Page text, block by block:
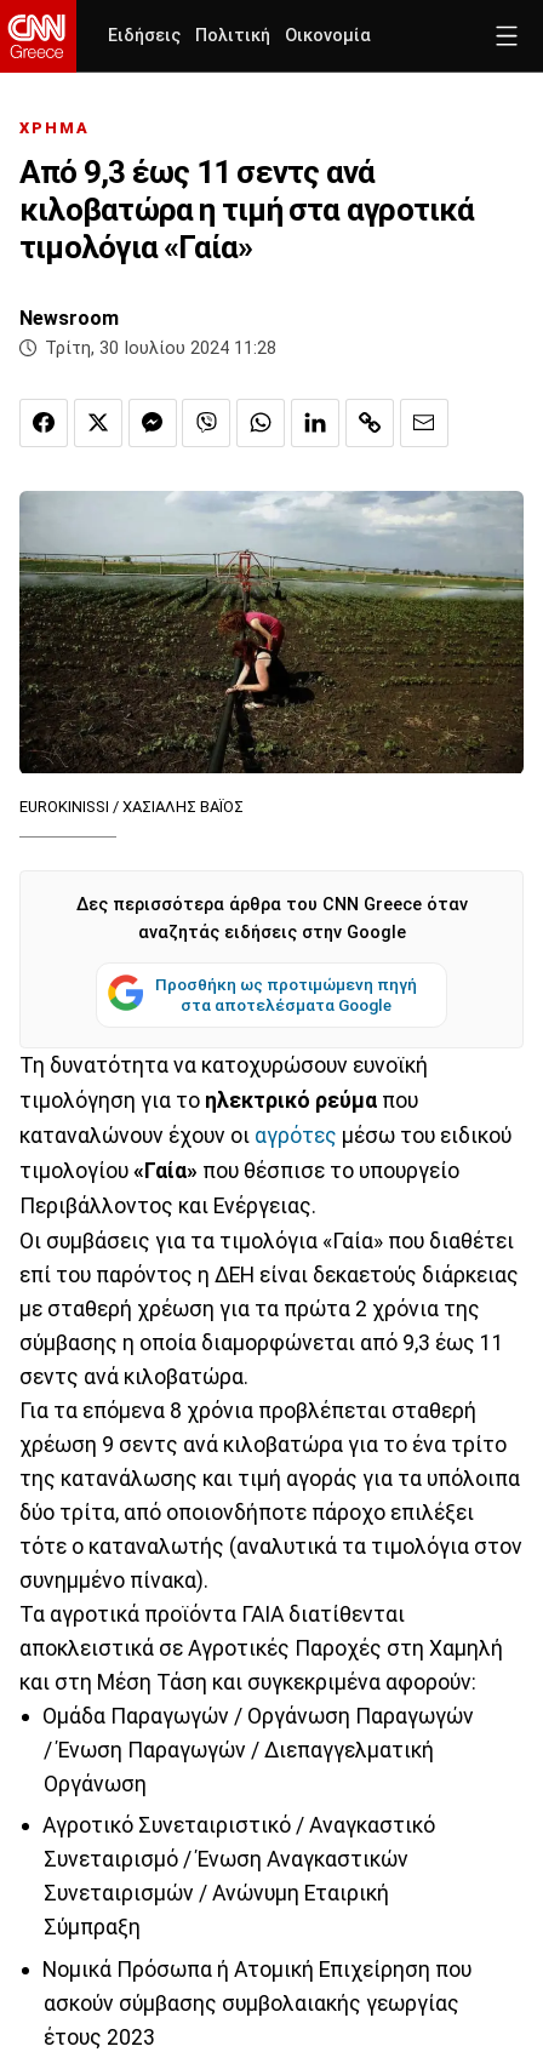
Ειδήσεις Πολιτική Οικονομία
ΧΡΗΜΑ
Aπό 9,3 έως 11 σεντς ανά
κιλοβατώρα η τιμή στα αγροτικά
τιμολόγια «Γαία»
Newsroom
Τρίτη, 30 Ιουλίου 2024 11:28
EUROKINISSI / ΧΑΣΙΑΛΗΣ ΒΑΪΟΣ
Δες περισσότερα άρθρα του CNN Greece όταν
αναζητάς ειδήσεις στην Google
Προσθήκη ως προτιμώμενη πηγή
στα αποτελέσματα Google
Τη δυνατότητα να κατοχυρώσουν ευνοϊκή
τιμολόγηση για το ηλεκτρικό ρεύμα που
καταναλώνουν έχουν οι αγρότες μέσω του ειδικού
τιμολογίου «Γαία» που θέσπισε το υπουργείο
Περιβάλλοντος και Ενέργειας.
Οι συμβάσεις για τα τιμολόγια «Γαία» που διαθέτει
επί του παρόντος η ΔΕΗ είναι δεκαετούς διάρκειας
με σταθερή χρέωση για τα πρώτα 2 χρόνια της
σύμβασης η οποία διαμορφώνεται από 9,3 έως 11
σεντς ανά κιλοβατώρα.
Για τα επόμενα 8 χρόνια προβλέπεται σταθερή
χρέωση 9 σεντς ανά κιλοβατώρα για το ένα τρίτο
της κατανάλωσης και τιμή αγοράς για τα υπόλοιπα
δύο τρίτα, από οποιονδήποτε πάροχο επιλέξει
τότε ο καταναλωτής (αναλυτικά τα τιμολόγια στον
συνημμένο πίνακα).
Τα αγροτικά προϊόντα ΓΑΙΑ διατίθενται
αποκλειστικά σε Αγροτικές Παροχές στη Χαμηλή
και στη Μέση Τάση και συγκεκριμένα αφορούν:
Ομάδα Παραγωγών / Οργάνωση Παραγωγών
/ Ένωση Παραγωγών / Διεπαγγελματική
Οργάνωση
Αγροτικό Συνεταιριστικό / Αναγκαστικό
Συνεταιρισμό / Ένωση Αναγκαστικών
Συνεταιρισμών / Ανώνυμη Εταιρική
Σύμπραξη
Νομικά Πρόσωπα ή Ατομική Επιχείρηση που
ασκούν σύμβασης συμβολαιακής γεωργίας
έτους 2023